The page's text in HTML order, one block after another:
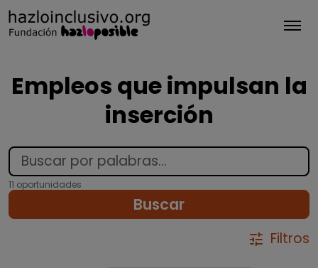
Empleos que impulsan la
inserción
11 oportunidades
Buscar
tune Filtros